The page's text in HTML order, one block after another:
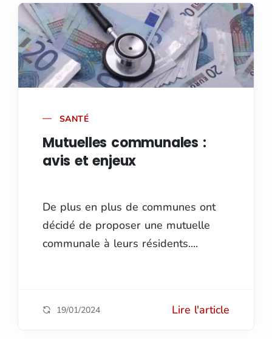
SANTÉ
Mutuelles communales :
avis et enjeux
De plus en plus de communes ont
décidé de proposer une mutuelle
communale à leurs résidents....
19/01/2024 Lire l'article